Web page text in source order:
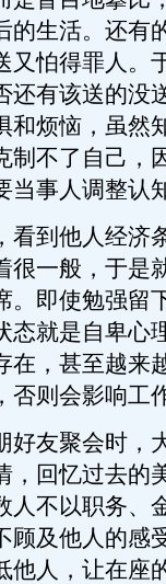
的生活。还有
又怕得罪人。
还有该送的没
和烦恼，虽然
制不了自己，
当事人调整认
到他人经济
很一般，于是
。即使勉强留
态就是自卑心
在，甚至越来
否则会影响工
友聚会时，
，回忆过去的
人不以职务、
顾及他人的感
他人，让在座